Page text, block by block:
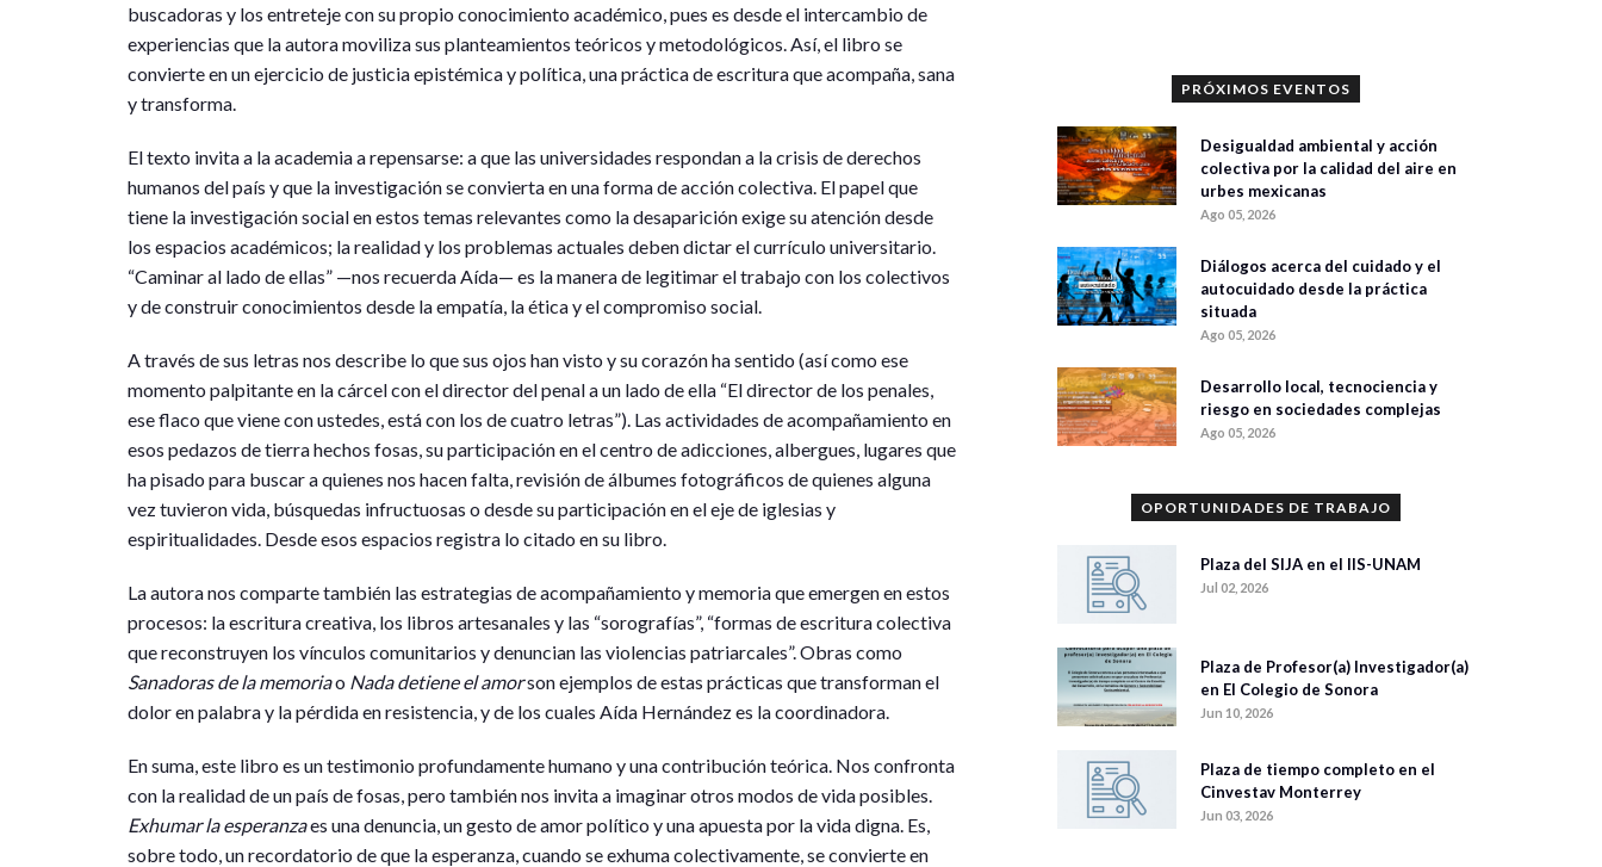
buscadoras y los entreteje con su propio conocimiento académico, pues es desde el intercambio de
experiencias que la autora moviliza sus planteamientos teóricos y metodológicos. Así, el libro se
convierte en un ejercicio de justicia epistémica y política, una práctica de escritura que acompaña, sana
y transforma.
El texto invita a la academia a repensarse: a que las universidades respondan a la crisis de derechos
humanos del país y que la investigación se convierta en una forma de acción colectiva. El papel que
tiene la investigación social en estos temas relevantes como la desaparición exige su atención desde
los espacios académicos; la realidad y los problemas actuales deben dictar el currículo universitario.
“Caminar al lado de ellas” —nos recuerda Aída— es la manera de legitimar el trabajo con los colectivos
y de construir conocimientos desde la empatía, la ética y el compromiso social.
A través de sus letras nos describe lo que sus ojos han visto y su corazón ha sentido (así como ese
momento palpitante en la cárcel con el director del penal a un lado de ella “El director de los penales,
ese flaco que viene con ustedes, está con los de cuatro letras”). Las actividades de acompañamiento en
esos pedazos de tierra hechos fosas, su participación en el centro de adicciones, albergues, lugares que
ha pisado para buscar a quienes nos hacen falta, revisión de álbumes fotográficos de quienes alguna
vez tuvieron vida, búsquedas infructuosas o desde su participación en el eje de iglesias y
espiritualidades. Desde esos espacios registra lo citado en su libro.
La autora nos comparte también las estrategias de acompañamiento y memoria que emergen en estos
procesos: la escritura creativa, los libros artesanales y las “sorografías”, “formas de escritura colectiva
que reconstruyen los vínculos comunitarios y denuncian las violencias patriarcales”. Obras como
Sanadoras de la memoriao Nada detiene el amorson ejemplos de estas prácticas que transforman el
dolor en palabra y la pérdida en resistencia, y de los cuales Aída Hernández es la coordinadora.
En suma, este libro es un testimonio profundamente humano y una contribución teórica. Nos confronta
con la realidad de un país de fosas, pero también nos invita a imaginar otros modos de vida posibles.
Exhumar la esperanzaes una denuncia, un gesto de amor político y una apuesta por la vida digna. Es,
sobre todo, un recordatorio de que la esperanza, cuando se exhuma colectivamente, se convierte en
PRÓXIMOS EVENTOS
Desigualdad ambiental y acción
colectiva por la calidad del aire en
urbes mexicanas
Ago 05, 2026
Diálogos acerca del cuidado y el
autocuidado desde la práctica
situada
Ago 05, 2026
Desarrollo local, tecnociencia y
riesgo en sociedades complejas
Ago 05, 2026
OPORTUNIDADES DE TRABAJO
Plaza del SIJA en el IIS-UNAM
Jul 02, 2026
Plaza de Profesor(a) Investigador(a)
en El Colegio de Sonora
Jun 10, 2026
Plaza de tiempo completo en el
Cinvestav Monterrey
Jun 03, 2026